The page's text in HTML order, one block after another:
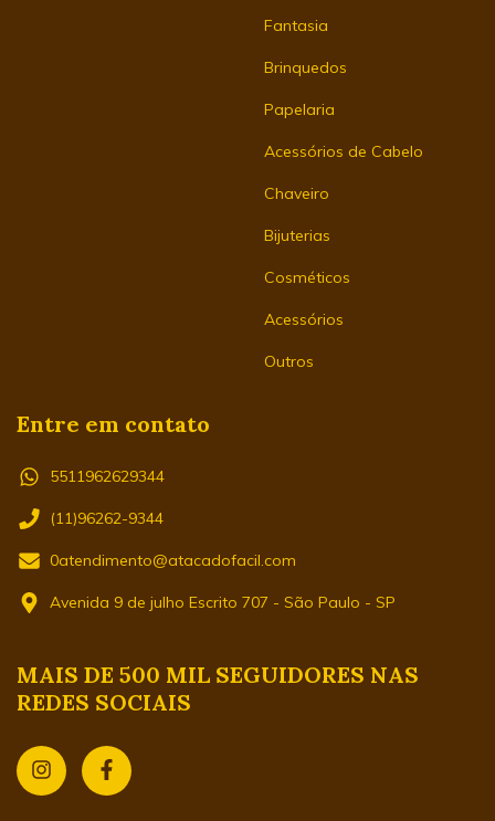
Fantasia
Brinquedos
Papelaria
Acessórios de Cabelo
Chaveiro
Bijuterias
Cosméticos
Acessórios
Outros
Entre em contato
5511962629344
(11)96262-9344
0atendimento@atacadofacil.com
Avenida 9 de julho Escrito 707 - São Paulo - SP
MAIS DE 500 MIL SEGUIDORES NAS
REDES SOCIAIS